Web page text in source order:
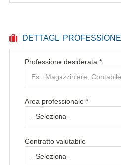
DETTAGLI PROFESSIONE
Professione desiderata *
Area professionale *
Contratto valutabile